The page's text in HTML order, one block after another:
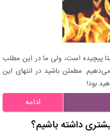
پیچیده است، ولی ما در این مطلب
مطمئن باشید در انتهای این
بود!
ادامه
داشته باشیم؟